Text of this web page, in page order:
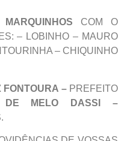
MARQUINHOS COM O
– LOBINHO – MAURO
– CHIQUINHO
FONTOURA – PREFEITO
DE MELO DASSI –